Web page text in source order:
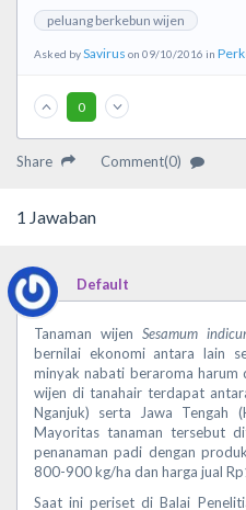
peluang berkebun wijen
Asked bySavirus on 09/10/2016 in
0
Share Comment(0)
1 Jawaban
Default
Tanaman wijen Sesamum
bernilai ekonomi antara lain
minyak nabati beraroma harum
wijen di tanahair terdapat
Nganjuk) serta Jawa Tengah
Mayoritas tanaman tersebut
penanaman padi dengan
800-900 kg/ha dan harga jual
Saat ini periset di Balai